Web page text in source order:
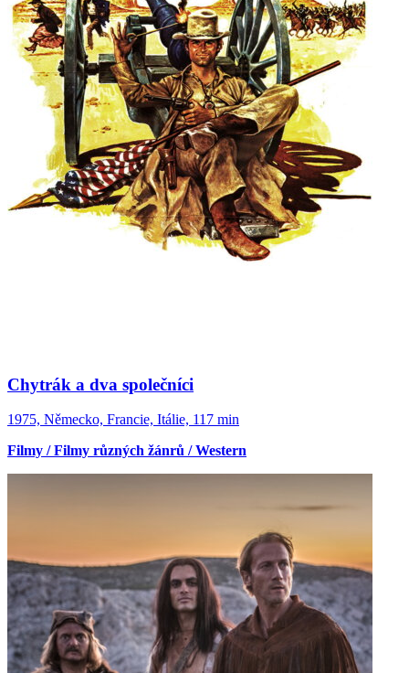
Chytrák a dva společníci
1975, Německo, Francie, Itálie, 117 min
Filmy / Filmy různých žánrů / Western